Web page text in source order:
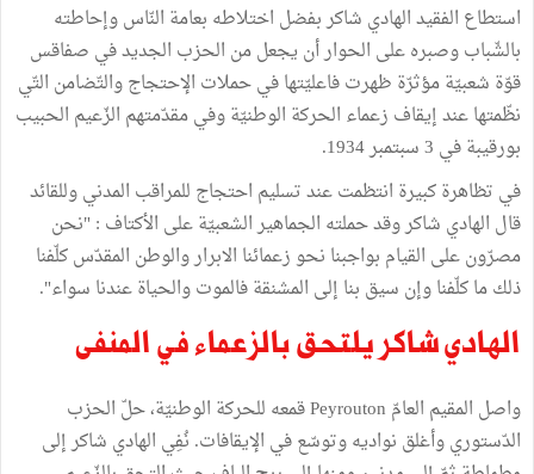
استطاع الفقيد الهادي شاكر بفضل اختلاطه بعامة النّاس وإحاطته
بالشّباب وصبره على الحوار أن يجعل من الحزب الجديد في صفاقس
قوّة شعبيّة مؤثرّة ظهرت فاعليّتها في حملات الإحتجاج والتّضامن التّي
نظّمتها عند إيقاف زعماء الحركة الوطنيّة وفي مقدّمتهم الزّعيم الحبيب
بورقيبة في 3 سبتمبر 1934.
في تظاهرة كبيرة انتظمت عند تسليم احتجاج للمراقب المدني وللقائد
قال الهادي شاكر وقد حملته الجماهير الشعبيّة على الأكتاف : "نحن
مصرّون على القيام بواجبنا نحو زعمائنا الابرار والوطن المقدّس كلّفنا
ذلك ما كلّفنا وإن سيق بنا إلى المشنقة فالموت والحياة عندنا سواء".
الهادي شاكر يلتحق بالزعماء في المنفى
واصل المقيم العامّ Peyrouton قمعه للحركة الوطنيّة، حلّ الحزب
الدّستوري وﺃغلق نواديه وتوسّع في الإيقافات. نُفِي الهادي شاكر إلى